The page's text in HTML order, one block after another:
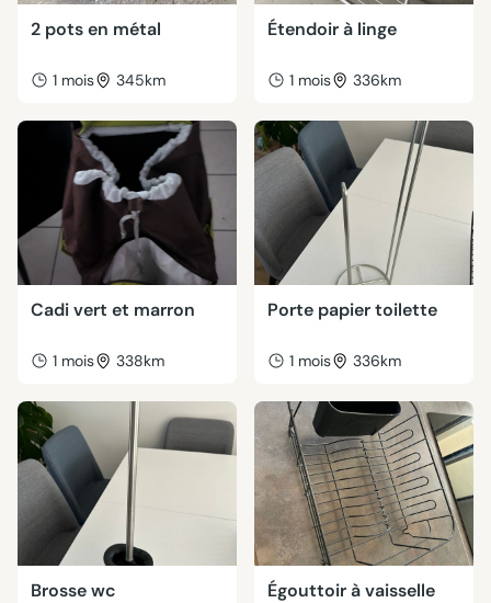
2 pots en métal
1 mois 345km
Étendoir à linge
1 mois 336km
Cadi vert et marron
1 mois 338km
Porte papier toilette
1 mois 336km
Brosse wc Égouttoir à vaisselle